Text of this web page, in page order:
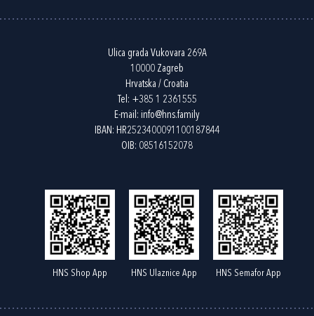
Ulica grada Vukovara 269A
10000 Zagreb
Hrvatska / Croatia
Tel: +385 1 2361555
E-mail: info@hns.family
IBAN: HR2523400091100187844
OIB: 08516152078
HNS Shop App HNS Ulaznice App HNS Semafor App